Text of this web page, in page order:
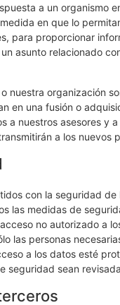
a un organismo
en que lo
para proporcionar
asunto relacionado
nuestra organización
en una fusión o
a nuestros asesores y
a los nuevos
con la seguridad de
las medidas de
no autorizado a
las personas
a los datos esté
seguridad sean